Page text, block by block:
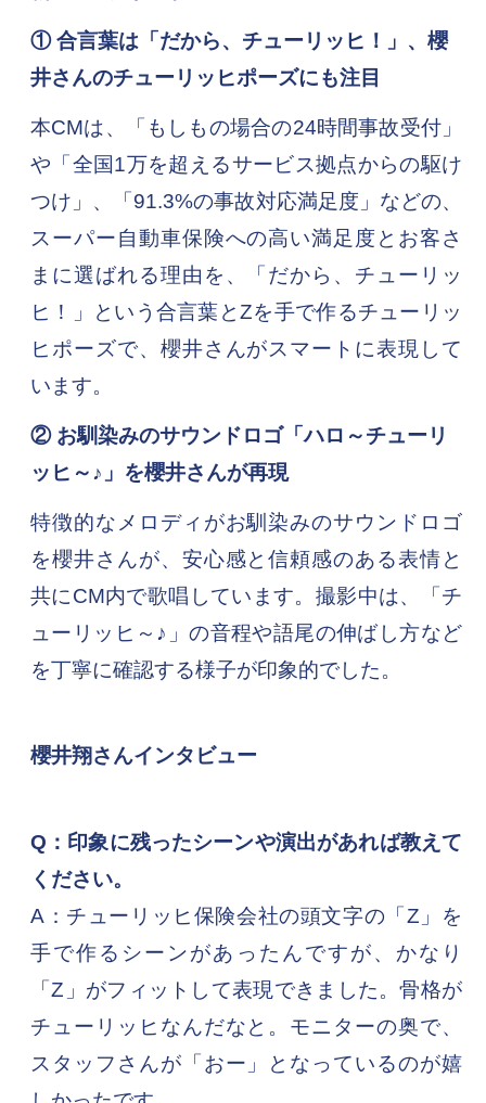
① 合言葉は「だから、チューリッヒ！」、櫻
井さんのチューリッヒポーズにも注目
本CMは、「もしもの場合の24時間事故受付」
や「全国1万を超えるサービス拠点からの駆け
つけ」、「91.3%の事故対応満足度」などの、
スーパー自動車保険への高い満足度とお客さ
まに選ばれる理由を、「だから、チューリッ
ヒ！」という合言葉とZを手で作るチューリッ
ヒポーズで、櫻井さんがスマートに表現して
います。
② お馴染みのサウンドロゴ「ハロ～チューリ
ッヒ～♪」を櫻井さんが再現
特徴的なメロディがお馴染みのサウンドロゴ
を櫻井さんが、安心感と信頼感のある表情と
共にCM内で歌唱しています。撮影中は、「チ
ューリッヒ～♪」の音程や語尾の伸ばし方など
を丁寧に確認する様子が印象的でした。
櫻井翔さんインタビュー
Q：印象に残ったシーンや演出があれば教えて
ください。
A：チューリッヒ保険会社の頭文字の「Z」を
手で作るシーンがあったんですが、かなり
「Z」がフィットして表現できました。骨格が
チューリッヒなんだなと。モニターの奥で、
スタッフさんが「おー」となっているのが嬉